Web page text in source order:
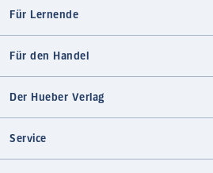
Für Lernende
Für den Handel
Der Hueber Verlag
Service